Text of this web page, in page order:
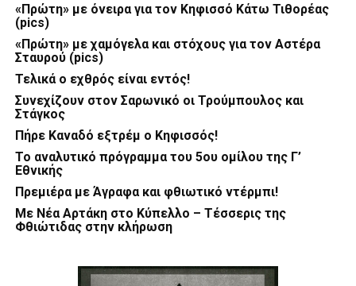
«Πρώτη» με όνειρα για τον Κηφισσό Κάτω Τιθορέας
(pics)
«Πρώτη» με χαμόγελα και στόχους για τον Αστέρα
Σταυρού (pics)
Τελικά ο εχθρός είναι εντός!
Συνεχίζουν στον Σαρωνικό οι Τρούμπουλος και
Στάγκος
Πήρε Καναδό εξτρέμ ο Κηφισσός!
Το αναλυτικό πρόγραμμα του 5ου ομίλου της Γ’
Εθνικής
Πρεμιέρα με Άγραφα και φθιωτικό ντέρμπι!
Με Νέα Αρτάκη στο Κύπελλο – Τέσσερις της
Φθιώτιδας στην κλήρωση